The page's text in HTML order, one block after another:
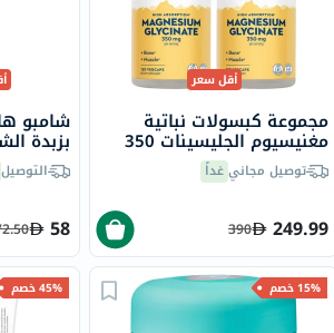
أقل سعر
مجموعة كبسولات نباتية
مغنيسيوم الجليسينات 350
كبسولة
توصيل مجانيغداً
249.99
390
شامبو
لترالتوصيل
58
15% خصم 45% خصم